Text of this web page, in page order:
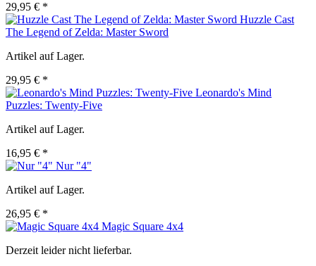
29,95 € *
Huzzle Cast
The Legend of Zelda: Master Sword
Artikel auf Lager.
29,95 € *
Leonardo's Mind
Puzzles: Twenty-Five
Artikel auf Lager.
16,95 € *
Nur "4"
Artikel auf Lager.
26,95 € *
Magic Square 4x4
Derzeit leider nicht lieferbar.